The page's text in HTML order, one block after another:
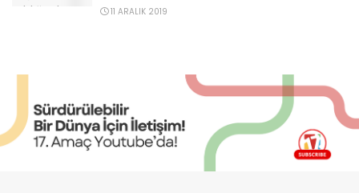
11 ARALIK 2019